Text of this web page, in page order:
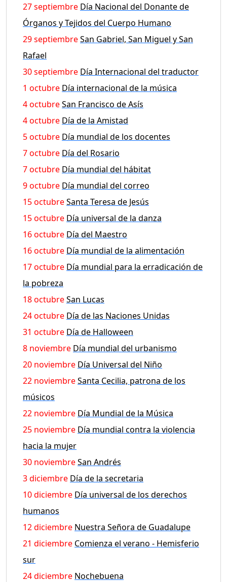
27 septiembre Día Nacional del Donante de
Órganos y Tejidos del Cuerpo Humano
29 septiembreSan Gabriel, San Miguel y San
Rafael
30 septiembre Día Internacional del traductor
1 octubre Día internacional de la música
4 octubreSan Francisco de Asís
4 octubre Día de la Amistad
5 octubre Día mundial de los docentes
7 octubre Día del Rosario
7 octubre Día mundial del hábitat
9 octubre Día mundial del correo
15 octubreSanta Teresa de Jesús
15 octubre Día universal de la danza
16 octubre Día del Maestro
16 octubre Día mundial de la alimentación
17 octubre Día mundial para la erradicación de
la pobreza
18 octubreSan Lucas
24 octubre Día de las Naciones Unidas
31 octubre Día de Halloween
8 noviembre Día mundial del urbanismo
20 noviembre Día Universal del Niño
22 noviembreSanta Cecilia, patrona de los
músicos
22 noviembre Día Mundial de la Música
25 noviembre Día mundial contra la violencia
hacia la mujer
30 noviembreSan Andrés
3 diciembre Día de la secretaria
10 diciembre Día universal de los derechos
humanos
12 diciembre Nuestra Señora de Guadalupe
21 diciembre Comienza el verano - Hemisferio
sur
24 diciembre Nochebuena